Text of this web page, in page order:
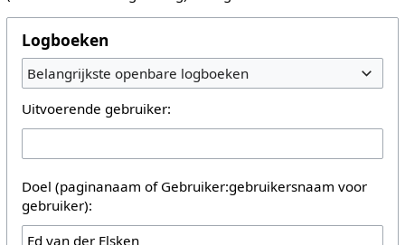
Logboeken
Belangrijkste openbare logboeken
Uitvoerende gebruiker:
Doel (paginanaam of Gebruiker:gebruikersnaam voor
gebruiker):